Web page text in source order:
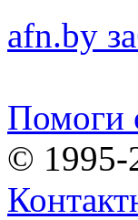
afn.by
Помоги
© 1995-